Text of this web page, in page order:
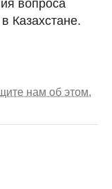
вопроса
Казахстане.
нам об этом.